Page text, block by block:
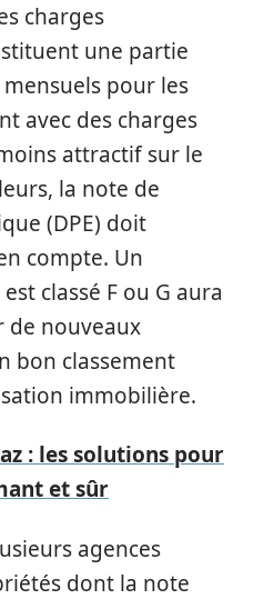
charges
une partie
pour les
avec des charges
attractif sur le
la note de
(DPE) doit
compte. Un
classé F ou G aura
de nouveaux
bon classement
immobilière.
: les solutions pour
et sûr
agences
dont la note